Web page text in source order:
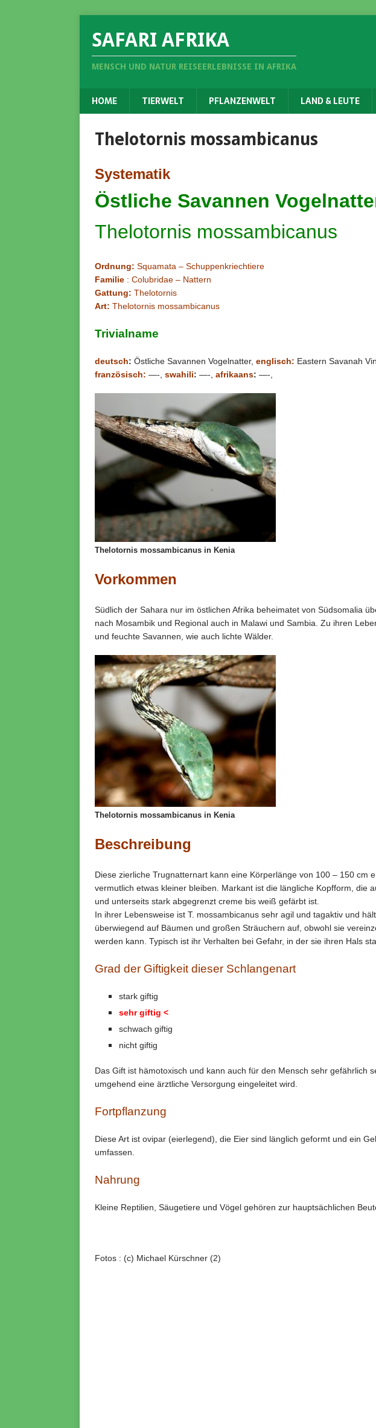
SAFARI AFRIKA
MENSCH UND NATUR REISEERLEBNISSE IN AFRIKA
HOME TIERWELT PFLANZENWELT LAND & LEUTE
Thelotornis mossambicanus
Systematik
Östliche Savannen
Thelotornis mossambicanus
Ordnung: Squamata – Schuppenkriechtiere
Familie : Colubridae – Nattern
Gattung: Thelotornis
Art: Thelotornis mossambicanus
Trivialname
deutsch: Östliche Savannen Vogelnatter, englisch: Eastern Savanah
französisch: —-, swahili: —-, afrikaans: —-,
Thelotornis mossambicanus in Kenia
Vorkommen
Südlich der Sahara nur im östlichen Afrika beheimatet von Südsomalia
nach Mosambik und Regional auch in Malawi und Sambia. Zu ihren
und feuchte Savannen, wie auch lichte Wälder.
Thelotornis mossambicanus in Kenia
Beschreibung
Diese zierliche Trugnatternart kann eine Körperlänge von 100 – 150 cm
vermutlich etwas kleiner bleiben. Markant ist die längliche Kopfform, die
und unterseits stark abgegrenzt creme bis weiß gefärbt ist.
In ihrer Lebensweise ist T. mossambicanus sehr agil und tagaktiv und
überwiegend auf Bäumen und großen Sträuchern auf, obwohl sie
werden kann. Typisch ist ihr Verhalten bei Gefahr, in der sie ihren Hals
Grad der Giftigkeit dieser Schlangenart
stark giftig
sehr giftig <
schwach giftig
nicht giftig
Das Gift ist hämotoxisch und kann auch für den Mensch sehr gefährlich
umgehend eine ärztliche Versorgung eingeleitet wird.
Fortpflanzung
Diese Art ist ovipar (eierlegend), die Eier sind länglich geformt und ein
umfassen.
Nahrung
Kleine Reptilien, Säugetiere und Vögel gehören zur hauptsächlichen
Fotos : (c) Michael Kürschner (2)